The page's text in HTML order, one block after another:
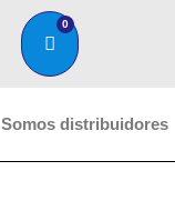
0
Somos distribuidores